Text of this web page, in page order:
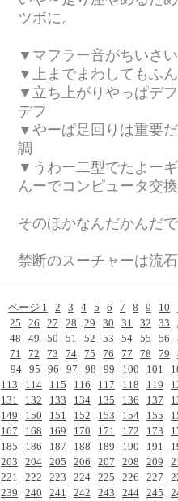
ツボに。
▼マフラー音がちいさ
▼上までまわしてもふ
▼立ち上がりやっぱデ
デフ
▼やーぱ足回りは重要
調
▼うわー二型でたよー
んーでコンピュータ交換
そのほかなんだかんだ
禁断のスーチャーは流
ページ 1 2 3 4 5 6 7 8 9 10
25
26 27 28 29 30 31 32 33
48
49 50 51 52 53 54 55 56
71
72 73 74 75 76 77 78 79
94 95 96 97 98 99 100 101
113
114 115 116 117 118 119
131
132 133 134 135 136 137
149
150 151 152 153 154 155
167
168 169 170 171 172 173
185
186 187 188 189 190 191
203
204 205 206 207 208 209
221
222 223 224 225 226 227
239
240 241 242 243 244 245